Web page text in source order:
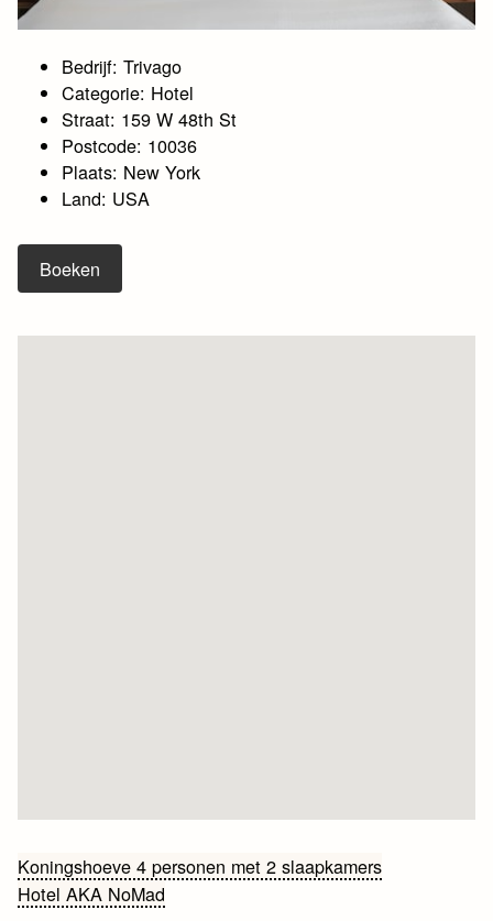
Bedrijf: Trivago
Categorie: Hotel
Straat: 159 W 48th St
Postcode: 10036
Plaats: New York
Land: USA
Boeken
Bericht
navigatie
Koningshoeve 4 personen met 2 slaapkamers
Hotel AKA NoMad